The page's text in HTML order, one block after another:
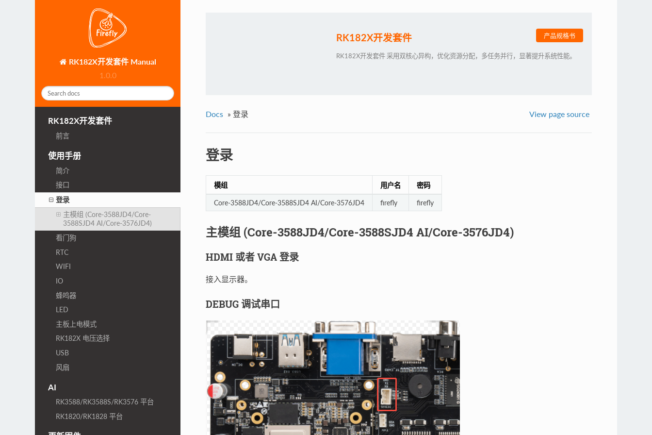
RK182X开发套件 Manual
1.0.0
RK182X开发套件
前言
使用手册
简介
接口
登录
主模组 (Core-3588JD4/Core-
3588SJD4 AI/Core-3576JD4)
看门狗
RTC
WIFI
IO
蜂鸣器
LED
主板上电模式
RK182X 电压选择
USB
风扇
AI
RK3588/RK3588S/RK3576 平台
RK1820/RK1828 平台
RK182X开发套件 产品规格书
RK182X开发套件 采用双核心异构，优化资源分配，多任务并行，显著提升系统性能。
Docs » 登录 View page source
登录
模组 用户名 密码
Core-3588JD4/Core-3588SJD4 AI/Core-3576JD4 firefly firefly
主模组 (Core-3588JD4/Core-3588SJD4 AI/Core-3576JD4)
HDMI 或者 VGA 登录
接入显示器。
DEBUG 调试串口